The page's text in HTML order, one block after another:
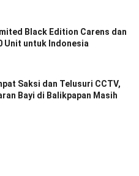
Black Edition Carens dan
Unit untuk Indonesia
Saksi dan Telusuri CCTV,
Bayi di Balikpapan Masih